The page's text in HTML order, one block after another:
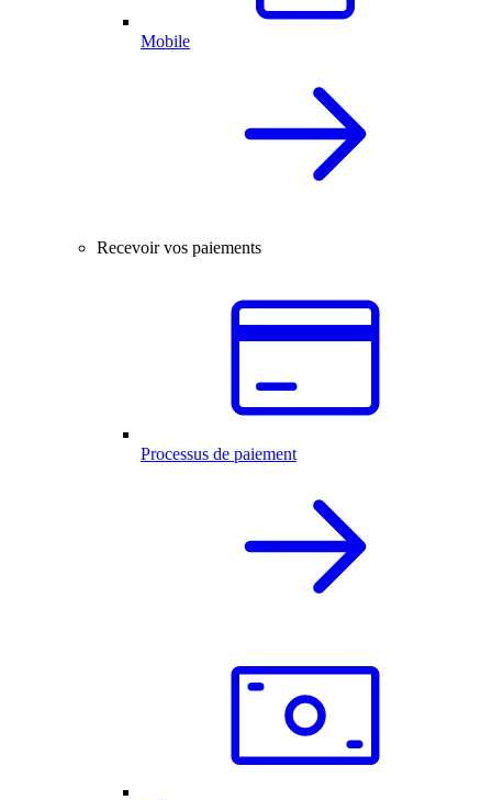
Mobile
Recevoir vos paiements
Processus de paiement